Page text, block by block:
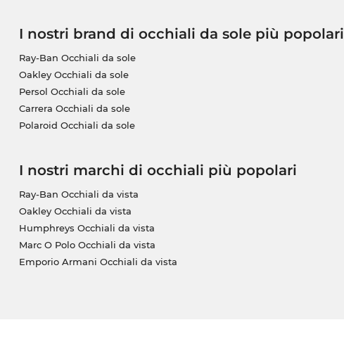
I nostri brand di occhiali da sole più popolari
Ray-Ban Occhiali da sole
Oakley Occhiali da sole
Persol Occhiali da sole
Carrera Occhiali da sole
Polaroid Occhiali da sole
I nostri marchi di occhiali più popolari
Ray-Ban Occhiali da vista
Oakley Occhiali da vista
Humphreys Occhiali da vista
Marc O Polo Occhiali da vista
Emporio Armani Occhiali da vista